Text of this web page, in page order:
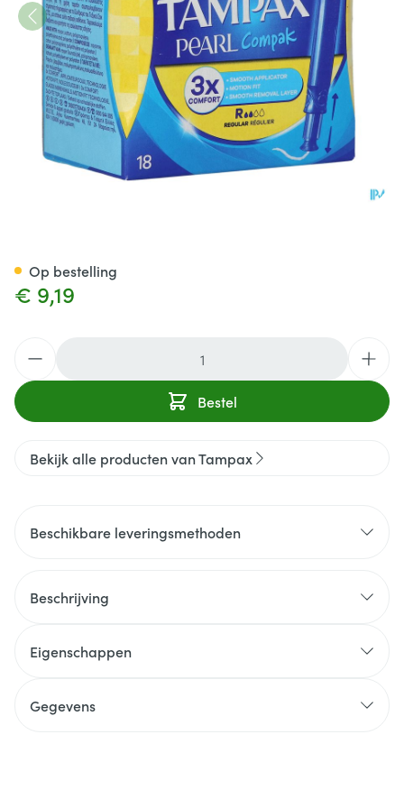
€ 9,19
Bestel
Op bestelling
Bekijk alle producten van Tampax
Beschikbare leveringsmethoden
Beschrijving
Eigenschappen
Gegevens